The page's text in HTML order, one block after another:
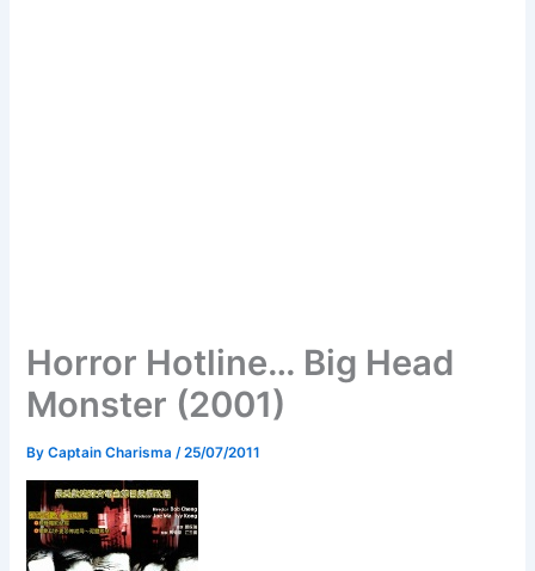
Horror Hotline… Big Head
Monster (2001)
ByCaptain Charisma /25/07/2011